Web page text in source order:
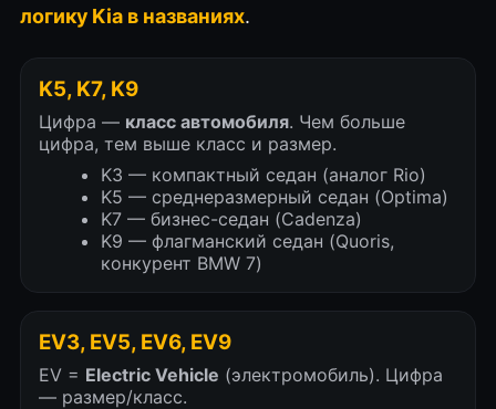
логику Kia в названиях.
K5, K7, K9
Цифра — класс автомобиля. Чем больше
цифра, тем выше класс и размер.
K3 — компактный седан (аналог Rio)
K5 — среднеразмерный седан (Optima)
K7 — бизнес-седан (Cadenza)
K9 — флагманский седан (Quoris,
конкурент BMW 7)
EV3, EV5, EV6, EV9
EV = Electric Vehicle (электромобиль). Цифра
— размер/класс.